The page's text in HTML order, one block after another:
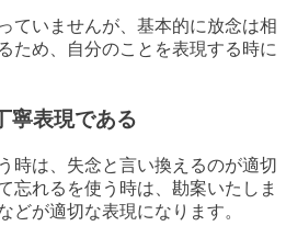
ていませんが、基本的に放念は相
ため、自分のことを表現する時に
寧表現である
時は、失念と言い換えるのが適切
忘れるを使う時は、勘案いたしま
どが適切な表現になります。